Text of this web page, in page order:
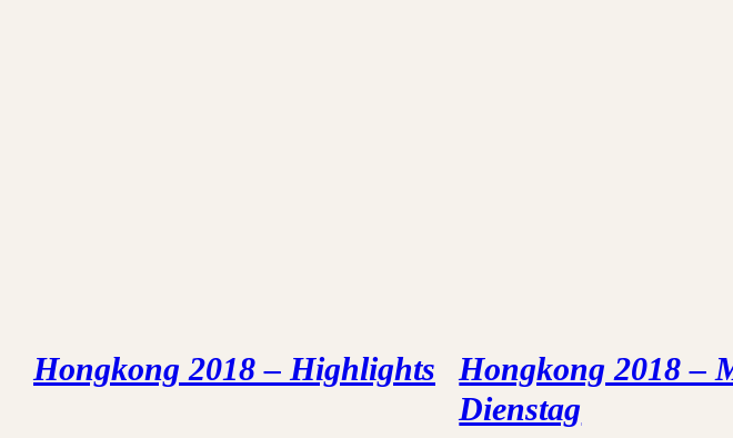
Hongkong 2018 – Highlights
Hongkong 2018 –
Dienstag